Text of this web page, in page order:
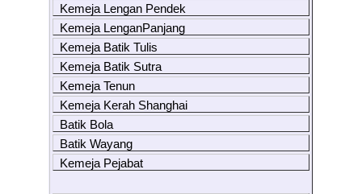
Kemeja Lengan Pendek
Kemeja LenganPanjang
Kemeja Batik Tulis
Kemeja Batik Sutra
Kemeja Tenun
Kemeja Kerah Shanghai
Batik Bola
Batik Wayang
Kemeja Pejabat